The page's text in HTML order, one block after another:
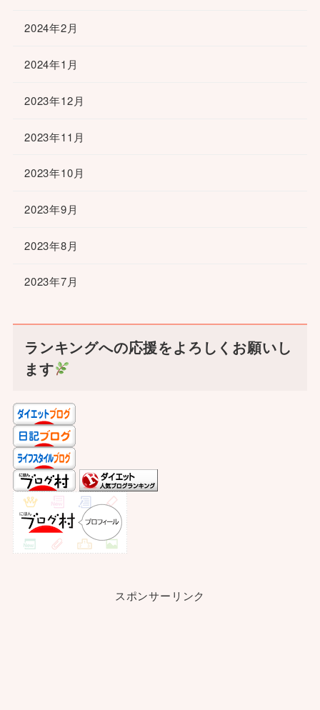
2024年2月
2024年1月
2023年12月
2023年11月
2023年10月
2023年9月
2023年8月
2023年7月
ランキングへの応援をよろしくお願いし
ます
スポンサーリンク